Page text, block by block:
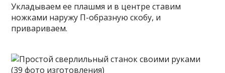
Укладываем ее плашмя и в центре ставим
ножками наружу П-образную скобу, и
привариваем.